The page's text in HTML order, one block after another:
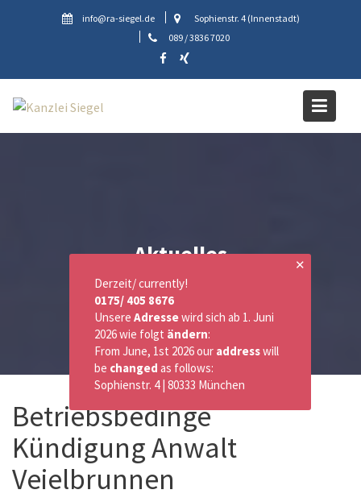
info@ra-siegel.de
Sophienstr. 4 (Innenstadt)
089 / 3836 7020
Aktuelles
Betriebsbedinge
Kündigung Anwalt
Veielbrunnen
✕
Derzeit/ currently!
0175/ 405 8676
Unsere Adressewird sich ab 1. Juni
2026 wie folgt ändern:
From June, 1st 2026 our addresswill
be changed as follows:
Sophienstr. 4 | 80333 München